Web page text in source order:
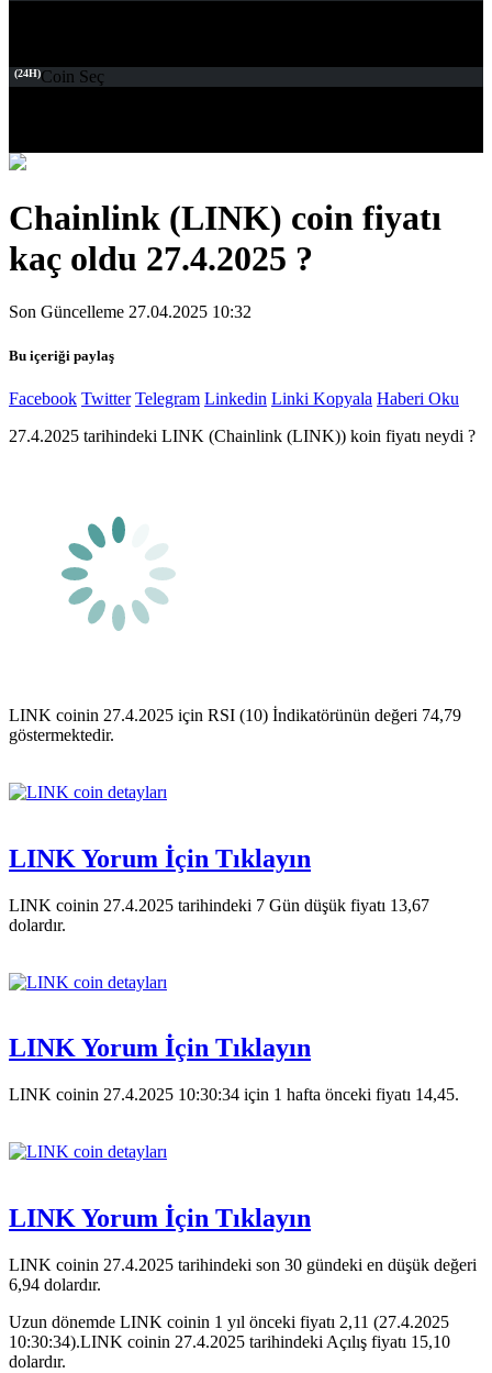
(24H)Coin Seç
Chainlink (LINK) coin fiyatı
kaç oldu 27.4.2025 ?
Son Güncelleme 27.04.2025 10:32
Bu içeriği paylaş
Facebook Twitter Telegram Linkedin Linki Kopyala Haberi Oku
27.4.2025 tarihindeki LINK (Chainlink (LINK)) koin fiyatı neydi ?
LINK coinin 27.4.2025 için RSI (10) İndikatörünün değeri 74,79
göstermektedir.
LINK Yorum İçin Tıklayın
LINK coinin 27.4.2025 tarihindeki 7 Gün düşük fiyatı 13,67
dolardır.
LINK Yorum İçin Tıklayın
LINK coinin 27.4.2025 10:30:34 için 1 hafta önceki fiyatı 14,45.
LINK Yorum İçin Tıklayın
LINK coinin 27.4.2025 tarihindeki son 30 gündeki en düşük değeri
6,94 dolardır.
Uzun dönemde LINK coinin 1 yıl önceki fiyatı 2,11 (27.4.2025
10:30:34).LINK coinin 27.4.2025 tarihindeki Açılış fiyatı 15,10
dolardır.